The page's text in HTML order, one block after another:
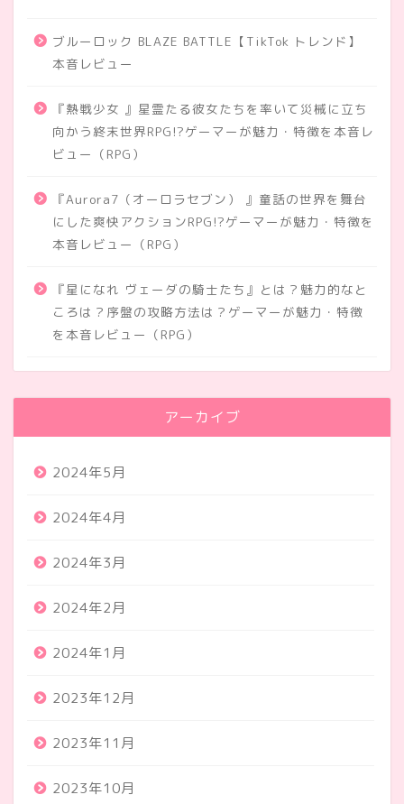
ブルーロック BLAZE BATTLE【TikTok トレンド】
本音レビュー
『熱戦少女 』星霊たる彼女たちを率いて災械に立ち
向かう終末世界RPG!?ゲーマーが魅力・特徴を本音レ
ビュー（RPG）
『Aurora7（オーロラセブン） 』童話の世界を舞台
にした爽快アクションRPG!?ゲーマーが魅力・特徴を
本音レビュー（RPG）
『星になれ ヴェーダの騎士たち』とは？魅力的なと
ころは？序盤の攻略方法は？ゲーマーが魅力・特徴
を本音レビュー（RPG）
アーカイブ
2024年5月
2024年4月
2024年3月
2024年2月
2024年1月
2023年12月
2023年11月
2023年10月